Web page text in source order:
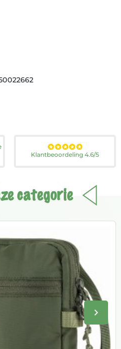
Klantbeoordeling 4.6/5
categorie
keyboard_arrow_right